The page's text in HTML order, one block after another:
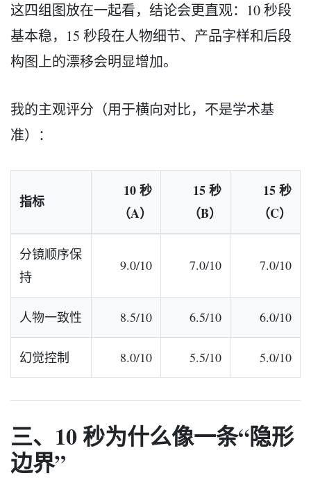
这四组图放在一起看，结论会更直观：10 秒段
基本稳，15 秒段在人物细节、产品字样和后段
构图上的漂移会明显增加。
我的主观评分（用于横向对比，不是学术基
准）：
指标
10 秒
（A）
15 秒
（B）
15 秒
（C）
分镜顺序保
持
9.0/10 7.0/10 7.0/10
人物一致性 8.5/10 6.5/10 6.0/10
幻觉控制 8.0/10 5.5/10 5.0/10
三、10 秒为什么像一条“隐形
边界”